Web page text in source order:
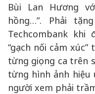
Bùi Lan Hương
hồng…”. Phải
Techcombank
“gạch nối cảm
từng giọng ca trên
từng hình ảnh hiệu
người xem phải